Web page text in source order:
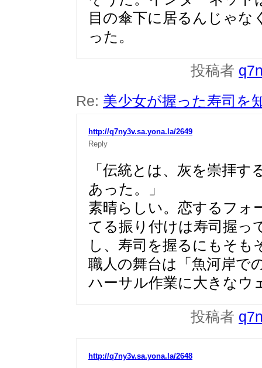
目の傘下に居るんじゃ
った。
投稿者
Re: 美少女が握った寿司を
http://q7ny3v.sa.yona.la/2649
Reply
「伝統とは、灰を崇拝
あった。」
素晴らしい。恋するフォ
てる振り付けは寿司握っ
し、寿司を握るにもそも
職人の舞台は「魚河岸で
ハーサル作業に大きなウ
投稿者
http://q7ny3v.sa.yona.la/2648